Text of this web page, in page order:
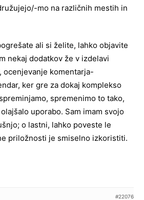
mo na različnih mestih in
ali si želite, lahko objavite
nekaj dodatkov že v izdelavi
ocenjevanje komentarja-
ker gre za dokaj komplekso
spremenimo to tako,
uporabo. Sam imam svojo
o lastni, lahko poveste le
priložnosti je smiselno izkoristiti.
#22076